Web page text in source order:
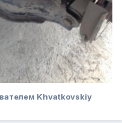
Khvatkovskiy